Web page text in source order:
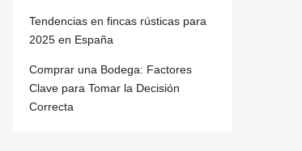
Tendencias en fincas rústicas para
2025 en España
Comprar una Bodega: Factores
Clave para Tomar la Decisión
Correcta